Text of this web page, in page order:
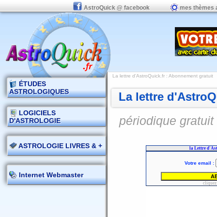
AstroQuick @ facebook mes thèmes
ÉTUDES
ASTROLOGIQUES
LOGICIELS
D'ASTROLOGIE
ASTROLOGIE LIVRES & +
Internet Webmaster
La lettre d'AstroQuick.fr : Abonnement gratuit
La lettre
périodique